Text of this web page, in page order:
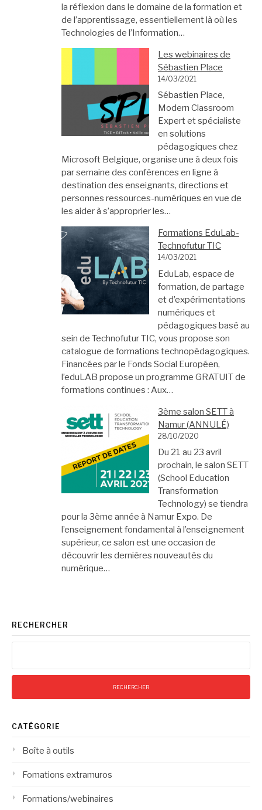
la réflexion dans le domaine de la formation et
de l’apprentissage, essentiellement là où les
Technologies de l’Information…
Les webinaires de
Sébastien Place
14/03/2021
Sébastien Place,
Modern Classroom
Expert et spécialiste
en solutions
pédagogiques chez
Microsoft Belgique, organise une à deux fois
par semaine des conférences en ligne à
destination des enseignants, directions et
personnes ressources-numériques en vue de
les aider à s’approprier les…
Formations EduLab-
Technofutur TIC
14/03/2021
EduLab, espace de
formation, de partage
et d’expérimentations
numériques et
pédagogiques basé au
sein de Technofutur TIC, vous propose son
catalogue de formations technopédagogiques.
Financées par le Fonds Social Européen,
l’eduLAB propose un programme GRATUIT de
formations continues : Aux…
3ème salon SETT à
Namur (ANNULÉ)
28/10/2020
Du 21 au 23 avril
prochain, le salon SETT
(School Education
Transformation
Technology) se tiendra
pour la 3ème année à Namur Expo. De
l’enseignement fondamental à l’enseignement
supérieur, ce salon est une occasion de
découvrir les dernières nouveautés du
numérique…
RECHERCHER
CATÉGORIE
Boîte à outils
Fomations extramuros
Formations/webinaires